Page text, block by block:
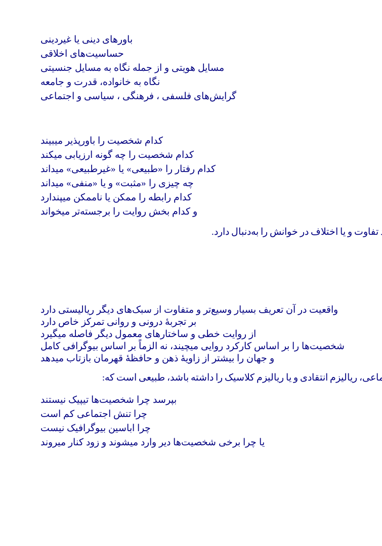
باورهای دینی یا غیردینی
حساسیت‌های اخلاقی
مسایل هویتی و از جمله نگاه به مسایل جنسیتی
نگاه به خانواده، قدرت و جامعه
گرایش‌های فلسفی ، فرهنگی ، سیاسی و اجتماعی
کدام شخصیت را باورپذیر میبیند
کدام شخصیت را چه گونه ارزیابی میکند
کدام رفتار را «طبیعی» یا «غیرطبیعی» میداند
چه چیزی را «مثبت» و یا «منفی» میداند
کدام رابطه را ممکن یا ناممکن میپندارد
و کدام بخش روایت را برجسته‌تر میخواند
و یا اختلاف در خوانش را به‌دنبال دارد.
واقعیت در آن تعریف بسیار وسیع‌تر و متفاوت از سبک‌های دیگر ریالیستی دارد
بر تجربهٔ درونی و روانی تمرکز خاص دارد
از روایت خطی و ساختارهای معمول دیگر فاصله میگیرد
شخصیت‌ها را بر اساس کارکرد روایی میچیند، نه الزماً بر اساس بیوگرافی کامل
و جهان را بیشتر از زاویهٔ ذهن و حافظهٔ قهرمان بازتاب میدهد
ریالیزم انتقادی و یا ریالیزم کلاسیک را داشته باشد، طبیعی است که:
بپرسد چرا شخصیت‌ها تیپیک نیستند
چرا تنش اجتماعی کم است
چرا اباسین بیوگرافیک نیست
یا چرا برخی شخصیت‌ها دیر وارد میشوند و زود کنار میروند